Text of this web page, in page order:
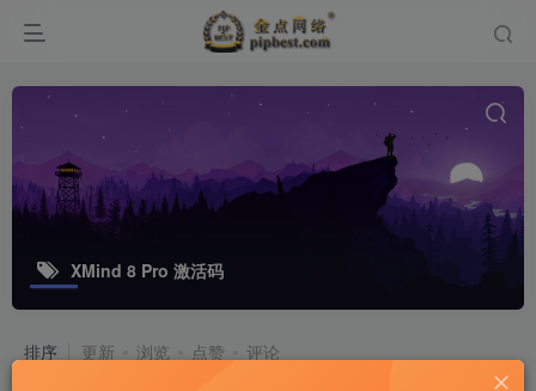
XMind 8 Pro 激活码
排序 更新 浏览 点赞 评论